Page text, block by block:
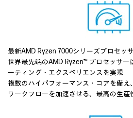
最新AMD Ryzen 7000シリーズプロセッ
世界最先端のAMD Ryzen™ プロセッサー
ーティング・エクスペリエンスを実現
複数のハイパフォーマンス・コアを備え
ワークフローを加速させる、最高の生産